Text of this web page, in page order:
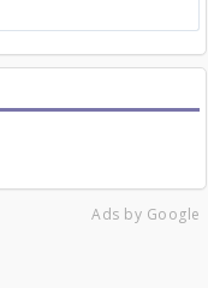
Ads by Google